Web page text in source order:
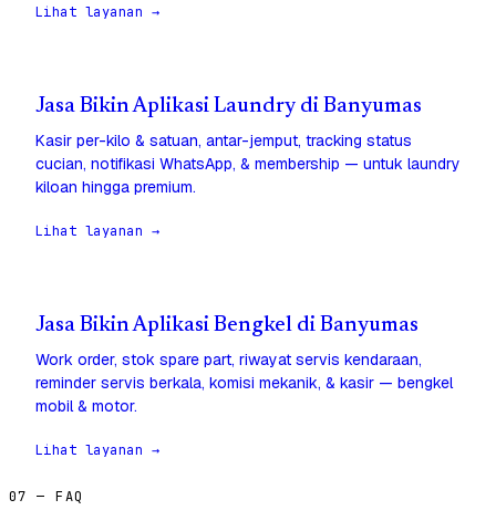
Lihat layanan →
Jasa Bikin Aplikasi Laundry di Banyumas
Kasir per-kilo & satuan, antar-jemput, tracking status
cucian, notifikasi WhatsApp, & membership — untuk laundry
kiloan hingga premium.
Lihat layanan →
Jasa Bikin Aplikasi Bengkel di Banyumas
Work order, stok spare part, riwayat servis kendaraan,
reminder servis berkala, komisi mekanik, & kasir — bengkel
mobil & motor.
Lihat layanan →
07 — FAQ